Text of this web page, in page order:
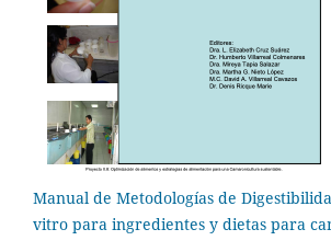
Manual de Metodologías de
vitro para ingredientes y dietas para